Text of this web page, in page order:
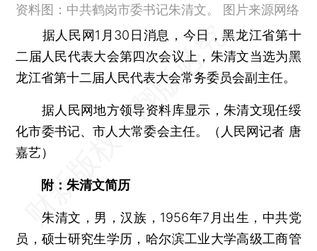
资料图：中共鹤岗市委书记朱清文。 图片来源网络
据人民网1月30日消息，今日，黑龙江省第十
二届人民代表大会第四次会议上，朱清文当选为黑
龙江省第十二届人民代表大会常务委员会副主任。
据人民网地方领导资料库显示，朱清文现任绥
化市委书记、市人大常委会主任。（人民网记者 唐
嘉艺）
附：朱清文简历
朱清文，男，汉族，1956年7月出生，中共党
员，硕士研究生学历，哈尔滨工业大学高级工商管